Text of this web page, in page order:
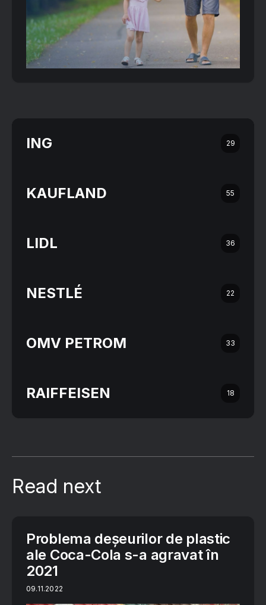
ING 29
KAUFLAND 55
LIDL 36
NESTLÉ 22
OMV PETROM 33
RAIFFEISEN 18
Read next
Problema deșeurilor de plastic
ale Coca-Cola s-a agravat în
2021
09.11.2022